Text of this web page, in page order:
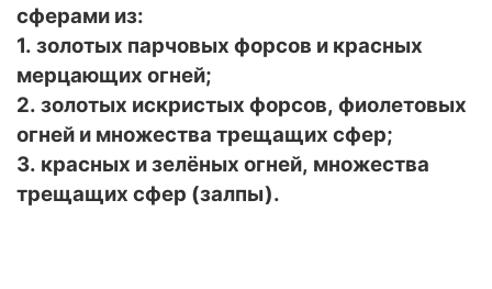
сферами из:
1. золотых парчовых форсов и красных
мерцающих огней;
2. золотых искристых форсов, фиолетовых
огней и множества трещащих сфер;
3. красных и зелёных огней, множества
трещащих сфер (залпы).